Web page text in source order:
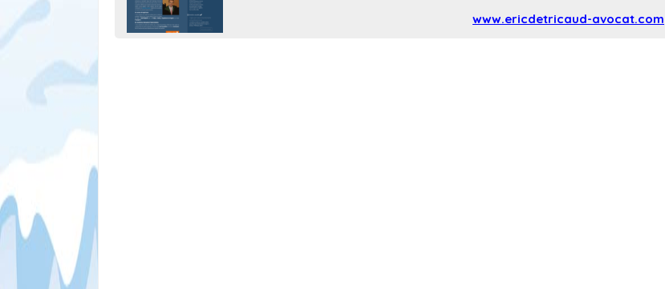
www.ericdetricaud-avocat.com